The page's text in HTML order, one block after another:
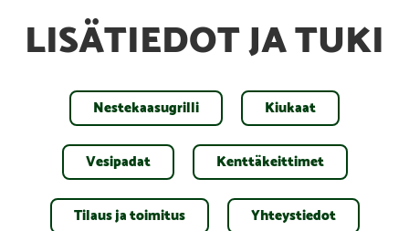
LISÄTIEDOT JA TUKI
Nestekaasugrilli Kiukaat
Vesipadat Kenttäkeittimet
Tilaus ja toimitus Yhteystiedot